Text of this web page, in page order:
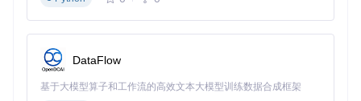
验证方法
保留率>90%。
精度控制：数据压缩技术
DataFlow
基于大模型算子和工作流的高效文本大模型训练数据合成框架